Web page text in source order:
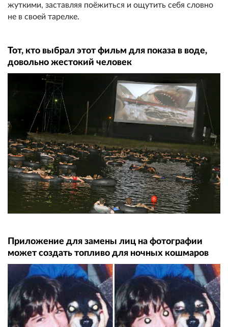
жуткими, заставляя поёжиться и ощутить себя словно
не в своей тарелке.
Тот, кто выбрал этот фильм для показа в воде,
довольно жестокий человек
Приложение для замены лиц на фотографии
может создать топливо для ночных кошмаров